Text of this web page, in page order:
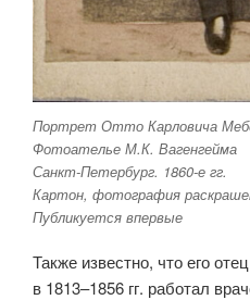
Портрет Отто Карловича
Фотоателье М.К. Вагенгейма
Санкт-Петербург. 1860-е гг.
Картон, фотография
Публикуется впервые
Также известно, что его
в 1813–1856 гг. работал